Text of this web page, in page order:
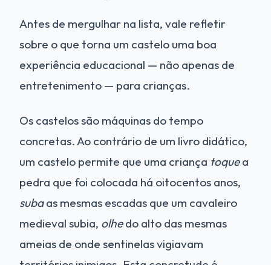
Antes de mergulhar na lista, vale refletir
sobre o que torna um castelo uma boa
experiência educacional — não apenas de
entretenimento — para crianças.
Os castelos são máquinas do tempo
concretas. Ao contrário de um livro didático,
um castelo permite que uma criança toquea
pedra que foi colocada há oitocentos anos,
subaas mesmas escadas que um cavaleiro
medieval subia, olhedo alto das mesmas
ameias de onde sentinelas vigiavam